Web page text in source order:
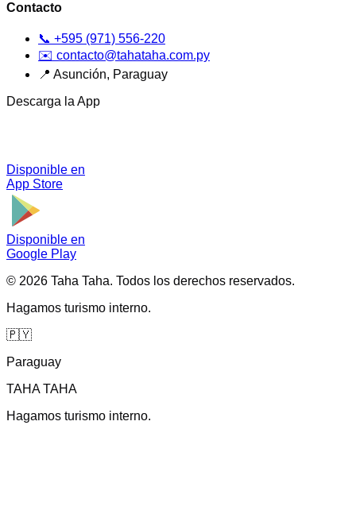
Contacto
📞 +595 (971) 556-220
✉️ contacto@tahataha.com.py
📍 Asunción, Paraguay
Descarga la App
Disponible en
App Store
Disponible en
Google Play
© 2026 Taha Taha. Todos los derechos reservados.
Hagamos turismo interno.
🇵🇾
Paraguay
TAHA TAHA
Hagamos turismo interno.